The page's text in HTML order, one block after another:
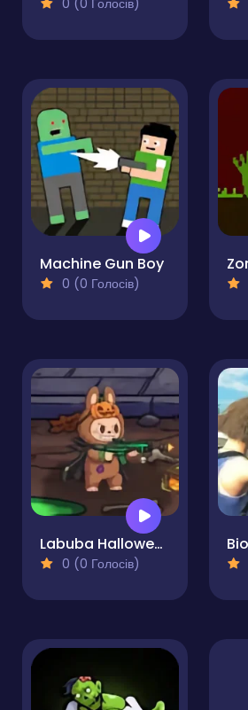
0 (0 Голосів)
Machine Gun Boy
0 (0 Голосів)
Labuba Halloween Infestation
0 (0 Голосів)